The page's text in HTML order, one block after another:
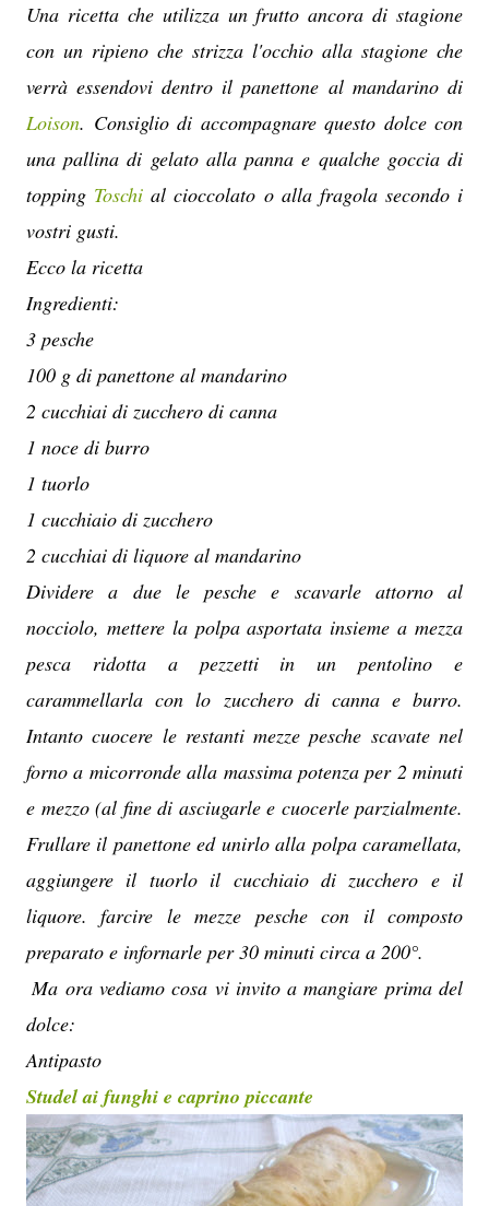
Una ricetta che utilizza un frutto ancora di stagione
con un ripieno che strizza l'occhio alla stagione che
verrà essendovi dentro il panettone al mandarino di
Loison. Consiglio di accompagnare questo dolce con
una pallina di gelato alla panna e qualche goccia di
topping Toschial cioccolato o alla fragola secondo i
vostri gusti.
Ecco la ricetta
Ingredienti:
3 pesche
100 g di panettone al mandarino
2 cucchiai di zucchero di canna
1 noce di burro
1 tuorlo
1 cucchiaio di zucchero
2 cucchiai di liquore al mandarino
Dividere a due le pesche e scavarle attorno al
nocciolo, mettere la polpa asportata insieme a mezza
pesca ridotta a pezzetti in un pentolino e
carammellarla con lo zucchero di canna e burro.
Intanto cuocere le restanti mezze pesche scavate nel
forno a micorronde alla massima potenza per 2 minuti
e mezzo (al fine di asciugarle e cuocerle parzialmente.
Frullare il panettone ed unirlo alla polpa caramellata,
aggiungere il tuorlo il cucchiaio di zucchero e il
liquore. farcire le mezze pesche con il composto
preparato e infornarle per 30 minuti circa a 200°.
Ma ora vediamo cosa vi invito a mangiare prima del
dolce:
Antipasto
Studel ai funghi e caprino piccante